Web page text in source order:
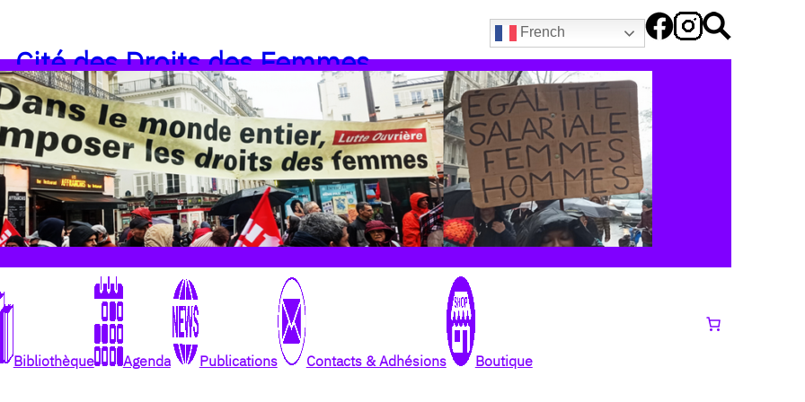
French
Cité des Droits des Femmes
Bibliothèque Agenda Publications Contacts & Adhésions Boutique